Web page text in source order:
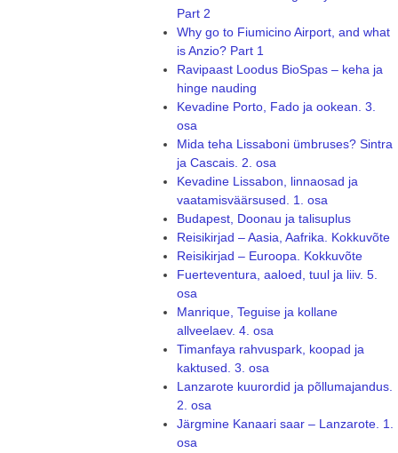
Part 2
Why go to Fiumicino Airport, and what
is Anzio? Part 1
Ravipaast Loodus BioSpas – keha ja
hinge nauding
Kevadine Porto, Fado ja ookean. 3.
osa
Mida teha Lissaboni ümbruses? Sintra
ja Cascais. 2. osa
Kevadine Lissabon, linnaosad ja
vaatamisväärsused. 1. osa
Budapest, Doonau ja talisuplus
Reisikirjad – Aasia, Aafrika. Kokkuvõte
Reisikirjad – Euroopa. Kokkuvõte
Fuerteventura, aaloed, tuul ja liiv. 5.
osa
Manrique, Teguise ja kollane
allveelaev. 4. osa
Timanfaya rahvuspark, koopad ja
kaktused. 3. osa
Lanzarote kuurordid ja põllumajandus.
2. osa
Järgmine Kanaari saar – Lanzarote. 1.
osa